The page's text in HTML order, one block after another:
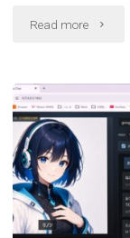
ナ
切
公
Read more "あ